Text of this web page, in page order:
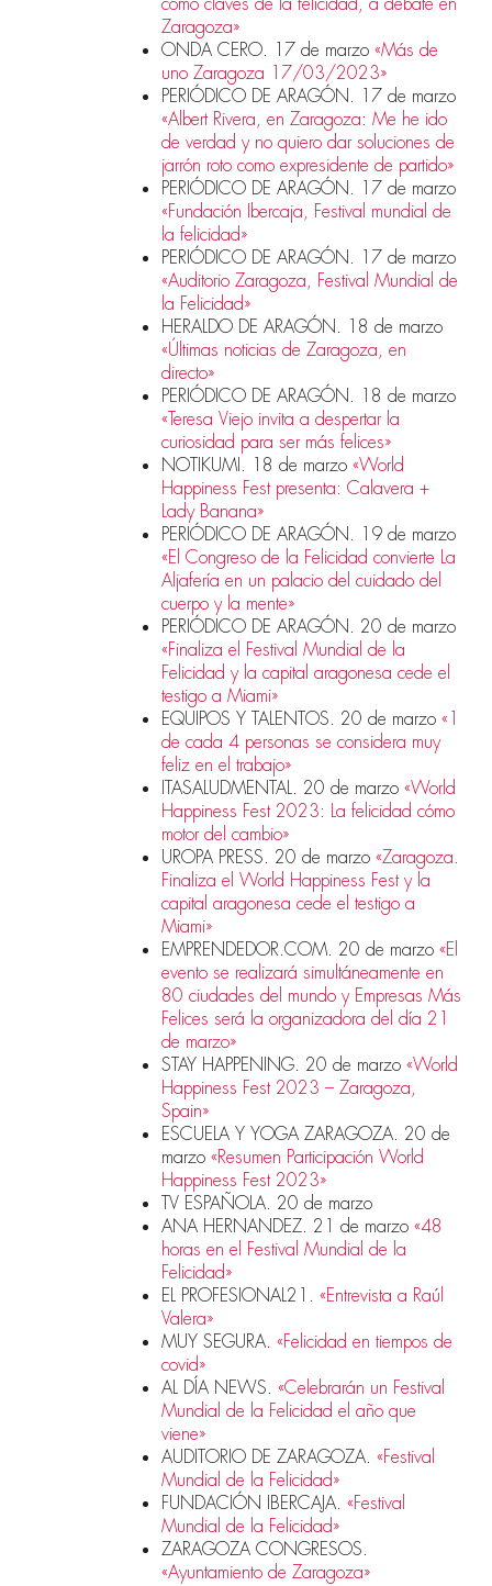
Zaragoza»
ONDA CERO. 17 de marzo «Más de
uno Zaragoza 17/03/2023»
PERIÓDICO DE ARAGÓN. 17 de marzo
«Albert Rivera, en Zaragoza: Me he ido
de verdad y no quiero dar soluciones de
jarrón roto como expresidente de partido»
PERIÓDICO DE ARAGÓN. 17 de marzo
«Fundación Ibercaja, Festival mundial de
la felicidad»
PERIÓDICO DE ARAGÓN. 17 de marzo
«Auditorio Zaragoza, Festival Mundial de
la Felicidad»
HERALDO DE ARAGÓN. 18 de marzo
«Últimas noticias de Zaragoza, en
directo»
PERIÓDICO DE ARAGÓN. 18 de marzo
«Teresa Viejo invita a despertar la
curiosidad para ser más felices»
NOTIKUMI. 18 de marzo «World
Happiness Fest presenta: Calavera +
Lady Banana»
PERIÓDICO DE ARAGÓN. 19 de marzo
«El Congreso de la Felicidad convierte La
Aljafería en un palacio del cuidado del
cuerpo y la mente»
PERIÓDICO DE ARAGÓN. 20 de marzo
«Finaliza el Festival Mundial de la
Felicidad y la capital aragonesa cede el
testigo a Miami»
EQUIPOS Y TALENTOS. 20 de marzo «1
de cada 4 personas se considera muy
feliz en el trabajo»
ITASALUDMENTAL. 20 de marzo «World
Happiness Fest 2023: La felicidad cómo
motor del cambio»
UROPA PRESS. 20 de marzo «Zaragoza.
Finaliza el World Happiness Fest y la
capital aragonesa cede el testigo a
Miami»
EMPRENDEDOR.COM. 20 de marzo «El
evento se realizará simultáneamente en
80 ciudades del mundo y Empresas Más
Felices será la organizadora del día 21
de marzo»
STAY HAPPENING. 20 de marzo «World
Happiness Fest 2023 – Zaragoza,
Spain»
ESCUELA Y YOGA ZARAGOZA. 20 de
marzo «Resumen Participación World
Happiness Fest 2023»
TV ESPAÑOLA. 20 de marzo
ANA HERNANDEZ. 21 de marzo «48
horas en el Festival Mundial de la
Felicidad»
EL PROFESIONAL21. «Entrevista a Raúl
Valera»
MUY SEGURA. «Felicidad en tiempos de
covid»
AL DÍA NEWS. «Celebrarán un Festival
Mundial de la Felicidad el año que
viene»
AUDITORIO DE ZARAGOZA. «Festival
Mundial de la Felicidad»
FUNDACIÓN IBERCAJA. «Festival
Mundial de la Felicidad»
ZARAGOZA CONGRESOS.
«Ayuntamiento de Zaragoza»